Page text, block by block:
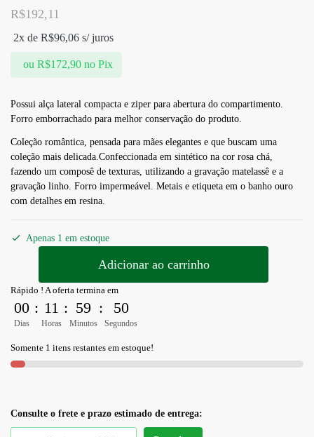
R$192,11
ou R$172,90 no Pix
2x de R$96,06 s/ juros
Possui alça lateral compacta e ziper para abertura do compartimento.
Forro emborrachado para melhor conservação do produto.
Coleção romântica, pensada para mães elegantes e que buscam uma
coleção mais delicada.Confeccionada em sintético na cor rosa chá,
fazendo um composê de texturas, utilizando a gravação matelassê e a
gravação linho. Forro impermeável. Metais e etiqueta em o banho ouro
com detalhes em resina.
Apenas 1 em estoque
Adicionar ao carrinho
Rápido ! A oferta termina em
00
Dias
: 11
Horas
: 59
Minutos
: 49
Segundos
Somente 1 itens restantes em estoque!
Consulte o frete e prazo estimado de entrega: